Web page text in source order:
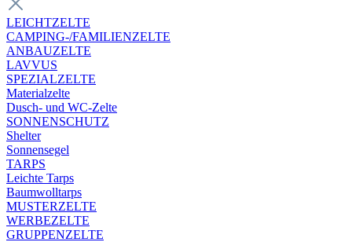
LEICHTZELTE
CAMPING-/FAMILIENZELTE
ANBAUZELTE
LAVVUS
SPEZIALZELTE
Materialzelte
Dusch- und WC-Zelte
SONNENSCHUTZ
Shelter
Sonnensegel
TARPS
Leichte Tarps
Baumwolltarps
MUSTERZELTE
WERBEZELTE
GRUPPENZELTE